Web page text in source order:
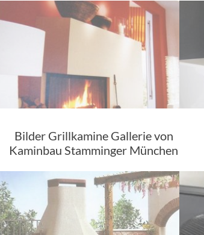
Bilder Grillkamine Gallerie von
Kaminbau Stamminger München